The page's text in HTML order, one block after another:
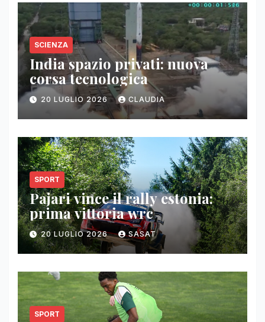
SCIENZA
India spazio privati: nuova
corsa tecnologica
20 LUGLIO 2026 CLAUDIA
SPORT
Pajari vince il rally estonia:
prima vittoria wrc
20 LUGLIO 2026 SASAT
SPORT